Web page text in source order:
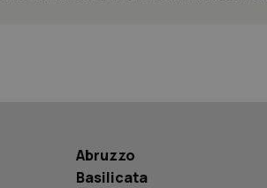
Abruzzo
Basilicata